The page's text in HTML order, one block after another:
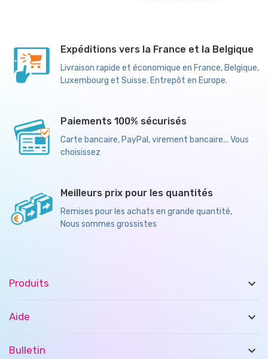
Expéditions vers la France et la Belgique
Livraison rapide et économique en France, Belgique,
Luxembourg et Suisse. Entrepôt en Europe.
Paiements 100% sécurisés
Carte bancaire, PayPal, virement bancaire... Vous
choisissez
Meilleurs prix pour les quantités
Remises pour les achats en grande quantité,
Nous sommes grossistes
Produits 
Aide 
Bulletin 